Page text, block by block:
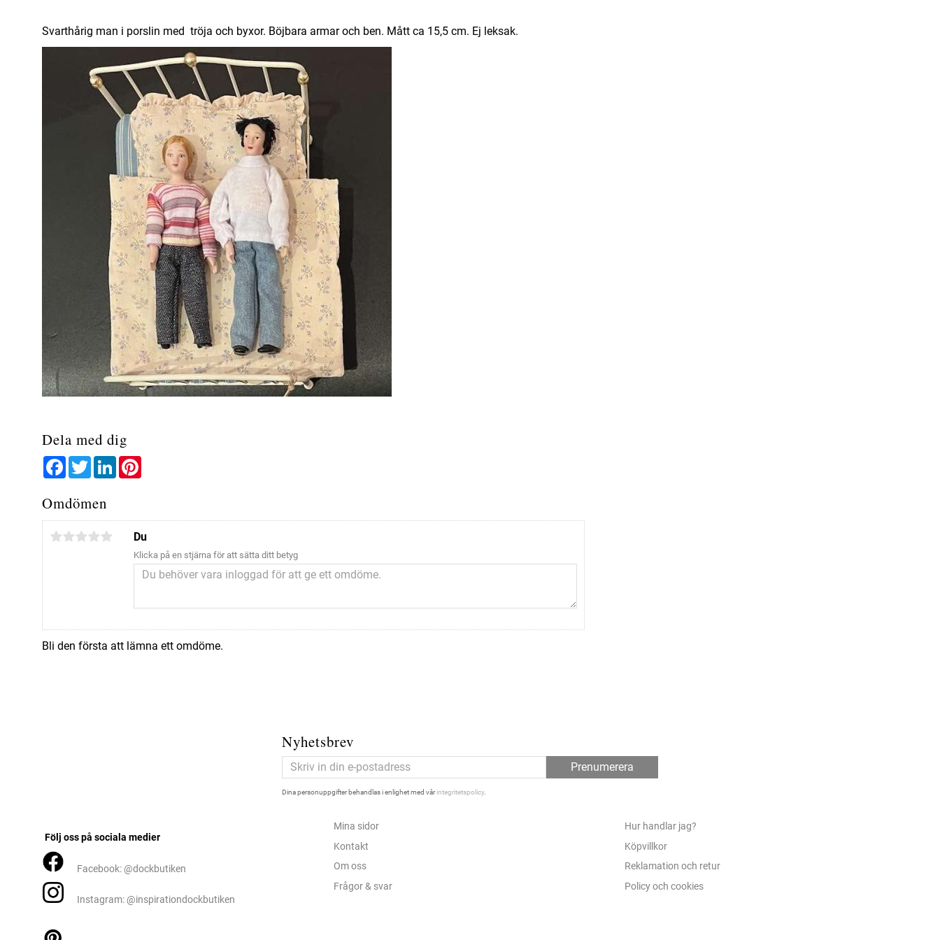
Svarthårig man i porslin med tröja och byxor. Böjbara armar och ben. Mått ca 15,5 cm. Ej leksak.
Dela med dig
FacebookTwitterLinkedIn
Omdömen
Du
Klicka på en stjärna för att sätta ditt betyg
Bli den första att lämna ett omdöme.
Nyhetsbrev
Prenumerera
Dina personuppgifter behandlas i enlighet med vårintegritetspolicy.
Följ oss på sociala medier
Facebook: @dockbutiken
Instagram: @inspirationdockbutiken
Mina sidor
Kontakt
Om oss
Frågor & svar
Hur handlar jag?
Köpvillkor
Reklamation och retur
Policy och cookies